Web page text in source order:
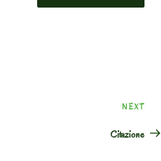
Next
Post
NEXT
Citazione